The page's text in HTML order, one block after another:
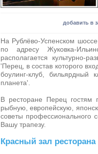
добавить в
На Рублёво-Успенском
по адресу Жуковка-
располагается культурно-
'Перец , в состав которого
боулинг-клуб,
планета'.
В ресторане Перец гостям
рыбную, европейскую,
советы профессионального
Вашу трапезу.
Красный зал ресторана